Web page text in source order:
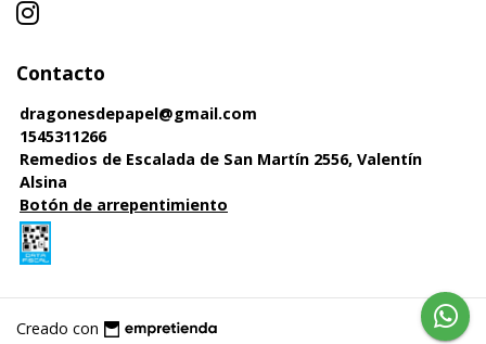
Contacto
dragonesdepapel@gmail.com
1545311266
Remedios de Escalada de San Martín 2556, Valentín
Alsina
Botón de arrepentimiento
Creado con